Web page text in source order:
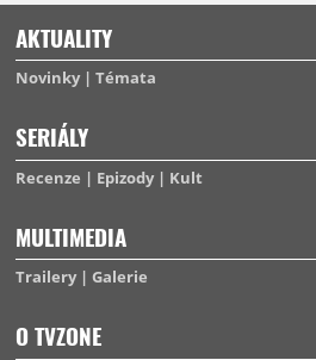
AKTUALITY
Novinky Témata
SERIÁLY
Recenze Epizody Kult
MULTIMEDIA
Trailery Galerie
O TVZONE